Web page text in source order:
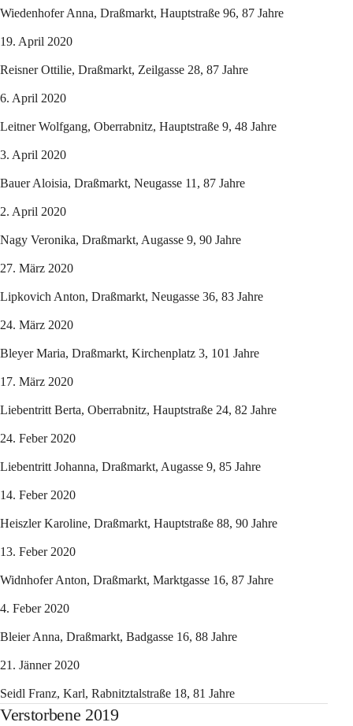
Wiedenhofer Anna, Draßmarkt, Hauptstraße 96, 87 Jahre
19. April 2020
Reisner Ottilie, Draßmarkt, Zeilgasse 28, 87 Jahre
6. April 2020
Leitner Wolfgang, Oberrabnitz, Hauptstraße 9, 48 Jahre
3. April 2020
Bauer Aloisia, Draßmarkt, Neugasse 11, 87 Jahre
2. April 2020
Nagy Veronika, Draßmarkt, Augasse 9, 90 Jahre
27. März 2020
Lipkovich Anton, Draßmarkt, Neugasse 36, 83 Jahre
24. März 2020
Bleyer Maria, Draßmarkt, Kirchenplatz 3, 101 Jahre
17. März 2020
Liebentritt Berta, Oberrabnitz, Hauptstraße 24, 82 Jahre
24. Feber 2020
Liebentritt Johanna, Draßmarkt, Augasse 9, 85 Jahre
14. Feber 2020
Heiszler Karoline, Draßmarkt, Hauptstraße 88, 90 Jahre
13. Feber 2020
Widnhofer Anton, Draßmarkt, Marktgasse 16, 87 Jahre
4. Feber 2020
Bleier Anna, Draßmarkt, Badgasse 16, 88 Jahre
21. Jänner 2020
Seidl Franz, Karl, Rabnitztalstraße 18, 81 Jahre
Verstorbene 2019